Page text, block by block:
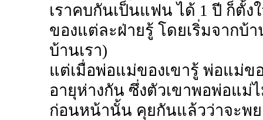
เราคบกันเป็นแฟน ได้ 1 ปี ก็ตั้ง
ของแต่ละฝ่ายรู้ โดยเริ่มจากบ้
บ้านเรา)
แต่เมื่อพ่อแม่ของเขารู้ พ่อแม่ข
อายุห่างกัน ซึ่งตัวเขาพอพ่อแม่
ก่อนหน้านั้น คุยกันแล้วว่าจะพ